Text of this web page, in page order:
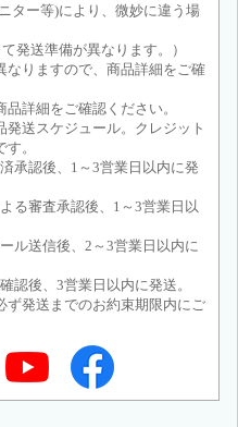
ター等)により、微妙に違う場
発送準備が異なります。）
りますので、商品詳細をご確
詳細をご確認ください。
送スケジュール。クレジット
。
承認後、1～3営業日以内に発
る審査承認後、1～3営業日以
ル送信後、2～3営業日以内に
認後、3営業日以内に発送。
発送までのお約束期限内にご